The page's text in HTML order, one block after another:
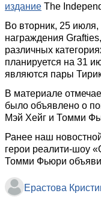
издание The
Во вторник, 25
награждения
различных
планируется на 31
являются пары
В материале
было объявлено о
Мэй Хейг и Томми
Ранее наш
герои реалити-шоу
Томми Фьюри
Ерастова